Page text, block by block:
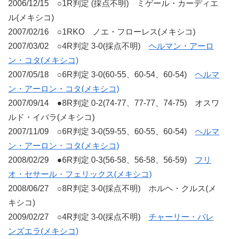
2006/12/15 ○1R判定 (採点不明) ミゲール・カーディエ
ル(メキシコ)
2007/02/16 ○1RKO ノエ・フローレス(メキシコ)
2007/03/02 ○4R判定 3-0(採点不明) ヘルマン・アーロ
ン・コタ(メキシコ)
2007/05/18 ○6R判定 3-0(60-55、60-54、60-54) ヘルマ
ン・アーロン・コタ(メキシコ)
2007/09/14 ●8R判定 0-2(74-77、77-77、74-75) オスワ
ルド・イバラ(メキシコ)
2007/11/09 ○6R判定 3-0(59-55、60-55、60-54) ヘルマ
ン・アーロン・コタ(メキシコ)
2008/02/29 ●6R判定 0-3(56-58、56-58、56-59) フリ
オ・セサール・フェリックス(メキシコ)
2008/06/27 ○8R判定 3-0(採点不明) ホルヘ・クルス(メ
キシコ)
2009/02/27 ○4R判定 3-0(採点不明) チャーリー・バレ
ンズエラ(メキシコ)